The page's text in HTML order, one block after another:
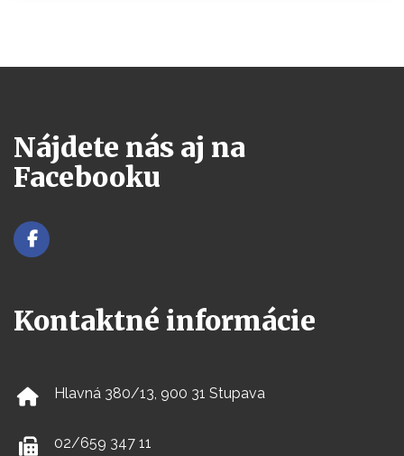
Nájdete nás aj na
Facebooku
Kontaktné informácie
Hlavná 380/13, 900 31 Stupava
02/659 347 11